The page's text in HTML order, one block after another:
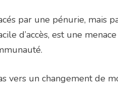
par une pénurie, mais
d’accès, est une
vers un changement de